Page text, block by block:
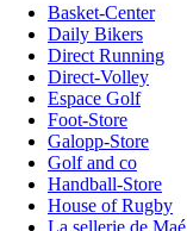
Basket-Center
Daily Bikers
Direct Running
Direct-Volley
Espace Golf
Foot-Store
Galopp-Store
Golf and co
Handball-Store
House of Rugby
La sellerie de Maé